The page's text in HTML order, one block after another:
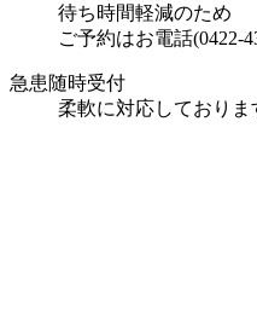
待ち時間軽減のため
ご予約はお電話(0422-
急患随時受付
柔軟に対応しており